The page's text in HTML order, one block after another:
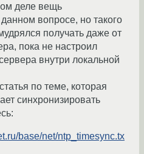
деле вещь
вопросе, но такого
получать даже от
пока не настроил
внутри локальной
по теме, которая
синхронизировать
base/net/ntp_timesync.tx